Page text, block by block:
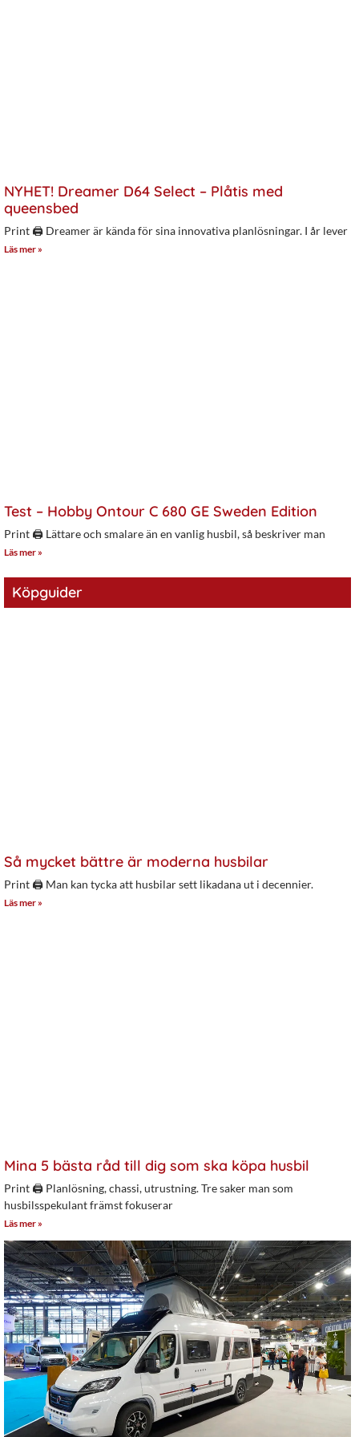
NYHET! Dreamer D64 Select – Plåtis med
queensbed
Print 🖨 Dreamer är kända för sina innovativa planlösningar. I år lever
Läs mer »
Test – Hobby Ontour C 680 GE Sweden Edition
Print 🖨 Lättare och smalare än en vanlig husbil, så beskriver man
Läs mer »
Köpguider
Så mycket bättre är moderna husbilar
Print 🖨 Man kan tycka att husbilar sett likadana ut i decennier.
Läs mer »
Mina 5 bästa råd till dig som ska köpa husbil
Print 🖨 Planlösning, chassi, utrustning. Tre saker man som
husbilsspekulant främst fokuserar
Läs mer »